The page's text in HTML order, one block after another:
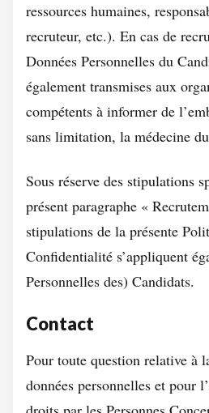
ressources humaines,
recruteur, etc.). En cas de
Données Personnelles du
également transmises aux
compétents à informer de
sans limitation, la médecine
Sous réserve des stipulations
présent paragraphe «
stipulations de la présente
Confidentialité s’appliquent
Personnelles des) Candidats.
Contact
Pour toute question relative à
données personnelles et pour